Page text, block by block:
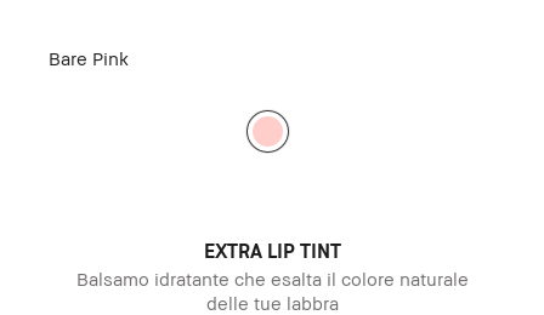
Bare Pink
EXTRA LIP TINT
Balsamo idratante che esalta il colore naturale
delle tue labbra